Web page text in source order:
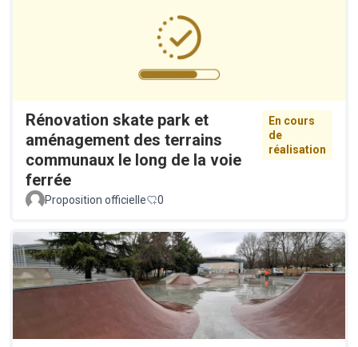
Rénovation skate park et
aménagement des terrains
communaux le long de la voie
ferrée
En cours
de
réalisation
Proposition officielle 0